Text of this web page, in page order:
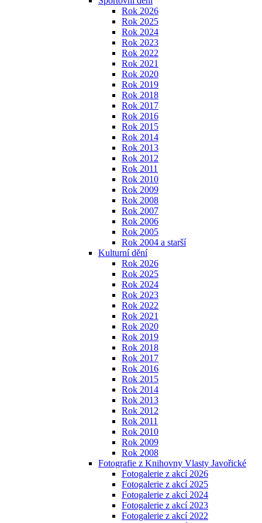
Rok 2026
Rok 2025
Rok 2024
Rok 2023
Rok 2022
Rok 2021
Rok 2020
Rok 2019
Rok 2018
Rok 2017
Rok 2016
Rok 2015
Rok 2014
Rok 2013
Rok 2012
Rok 2011
Rok 2010
Rok 2009
Rok 2008
Rok 2007
Rok 2006
Rok 2005
Rok 2004 a starší
Kulturní dění
Rok 2026
Rok 2025
Rok 2024
Rok 2023
Rok 2022
Rok 2021
Rok 2020
Rok 2019
Rok 2018
Rok 2017
Rok 2016
Rok 2015
Rok 2014
Rok 2013
Rok 2012
Rok 2011
Rok 2010
Rok 2009
Rok 2008
Fotografie z Knihovny Vlasty Javořické
Fotogalerie z akcí 2026
Fotogalerie z akcí 2025
Fotogalerie z akcí 2024
Fotogalerie z akcí 2023
Fotogalerie z akcí 2022